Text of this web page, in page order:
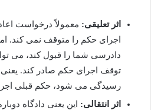
اثر تعلیقی: معمولاً درخواست
اجرای حکم را متوقف نمی کند.
دادرسی شما را قبول کند، می
توقف اجرای حکم صادر کند. یعنی
رسیدگی می شود، حکم قبلی
اثر انتقالی: این یعنی دادگاه